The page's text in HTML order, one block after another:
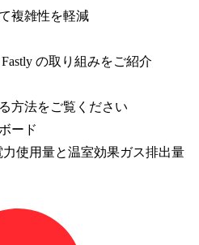
複雑性を軽減
の取り組みをご紹介
方法をご覧ください
ード
使用量と温室効果ガス排出量